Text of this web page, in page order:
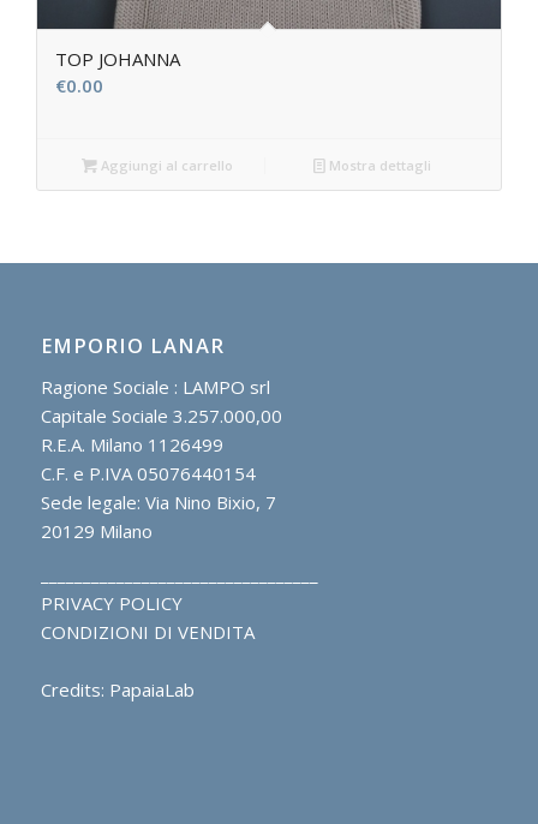
TOP JOHANNA
€0.00
Aggiungi al carrello Mostra dettagli
EMPORIO LANAR
Ragione Sociale : LAMPO srl
Capitale Sociale 3.257.000,00
R.E.A. Milano 1126499
C.F. e P.IVA 05076440154
Sede legale: Via Nino Bixio, 7
20129 Milano
PRIVACY POLICY
CONDIZIONI DI VENDITA
Credits: PapaiaLab